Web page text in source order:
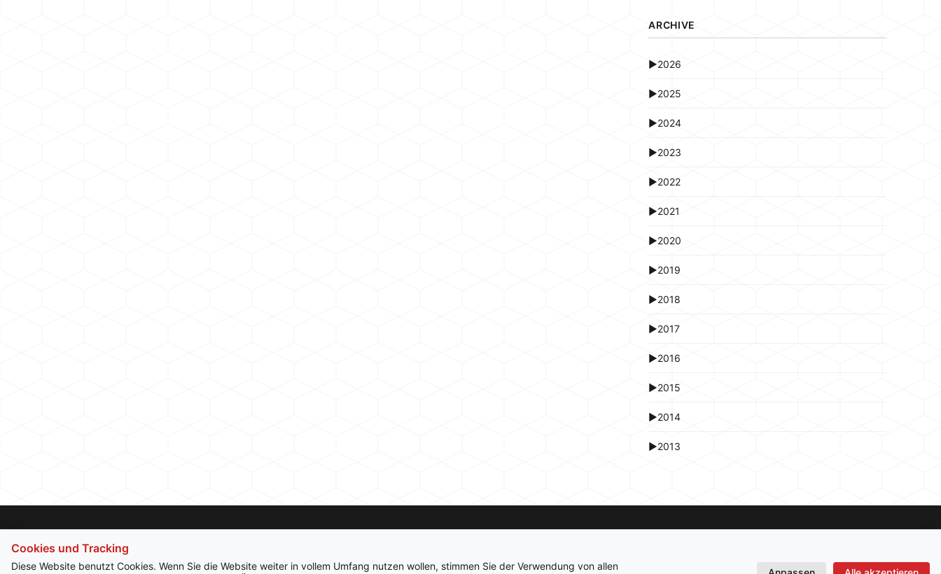
ARCHIVE
►2026
►2025
►2024
►2023
►2022
►2021
►2020
►2019
►2018
►2017
►2016
►2015
►2014
►2013
Cookies und Tracking
Diese Website benutzt Cookies. Wenn Sie die Website weiter in vollem Umfang nutzen wollen, stimmen Sie der Verwendung von allen